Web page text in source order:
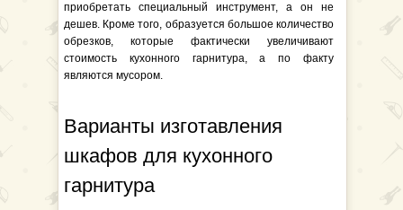
приобретать специальный инструмент, а он не
дешев. Кроме того, образуется большое количество
обрезков, которые фактически увеличивают
стоимость кухонного гарнитура, а по факту
являются мусором.
Варианты изготавления
шкафов для кухонного
гарнитура